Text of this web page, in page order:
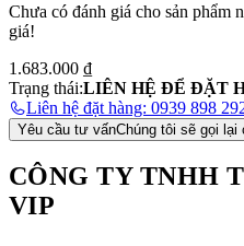
Chưa có đánh giá cho sản phẩm
giá!
1.683.000 ₫
Trạng thái:LIÊN HỆ ĐỂ ĐẶT
Liên hệ đặt hàng: 0939 898
Yêu cầu tư vấnChúng tôi sẽ gọi lại
CÔNG TY TNHH
VIP